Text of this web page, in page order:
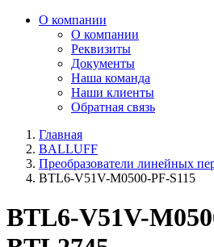
О компании
О компании
Реквизиты
Документы
Наша команда
Наши клиенты
Обратная связь
Главная
BALLUFF
Преобразователи линейных
BTL6-V51V-M0500-PF-S115
BTL6-V51V-